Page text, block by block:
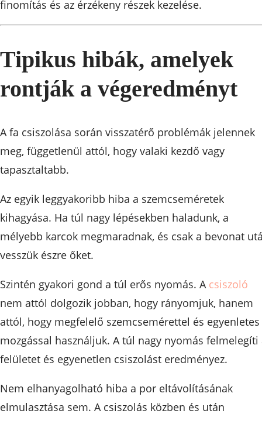
finomítás és az érzékeny részek kezelése.
Tipikus hibák, amelyek
rontják a végeredményt
A fa csiszolása során visszatérő problémák jelennek
meg, függetlenül attól, hogy valaki kezdő vagy
tapasztaltabb.
Az egyik leggyakoribb hiba a szemcseméretek
kihagyása. Ha túl nagy lépésekben haladunk, a
mélyebb karcok megmaradnak, és csak a bevonat
vesszük észre őket.
Szintén gyakori gond a túl erős nyomás. A csiszoló
nem attól dolgozik jobban, hogy rányomjuk, hanem
attól, hogy megfelelő szemcsemérettel és egyenletes
mozgással használjuk. A túl nagy nyomás felmelegíti
felületet és egyenetlen csiszolást eredményez.
Nem elhanyagolható hiba a por eltávolításának
elmulasztása sem. A csiszolás közben és után